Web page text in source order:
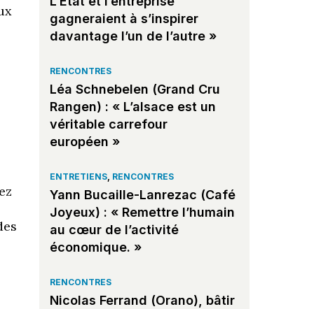
gagneraient à s’inspirer
davantage l’un de l’autre »
RENCONTRES
Léa Schnebelen (Grand Cru
Rangen) : « L’alsace est un
véritable carrefour
européen »
ENTRETIENS, RENCONTRES
Yann Bucaille-Lanrezac (Café
Joyeux) : « Remettre l’humain
au cœur de l’activité
économique. »
RENCONTRES
Nicolas Ferrand (Orano), bâtir